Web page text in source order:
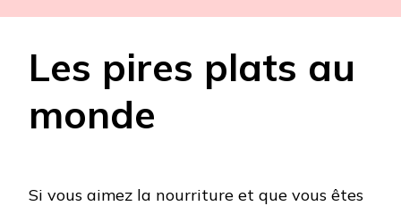
Les pires plats au
monde
Si vous aimez la nourriture et que vous êtes